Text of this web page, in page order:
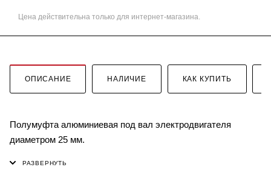
Цена действительна только для интернет-магазина.
ОПИСАНИЕ НАЛИЧИЕ КАК КУПИТЬ
Полумуфта алюминиевая под вал электродвигателя
диаметром 25 мм.